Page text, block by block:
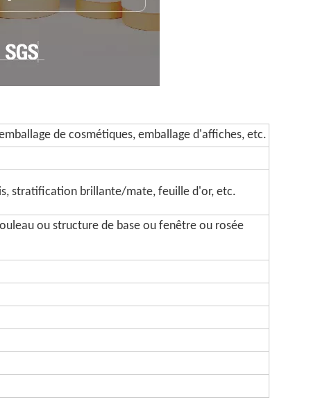
de cosmétiques, emballage d'affiches, etc.
stratification brillante/mate, feuille d'or, etc.
ou structure de base ou fenêtre ou rosée